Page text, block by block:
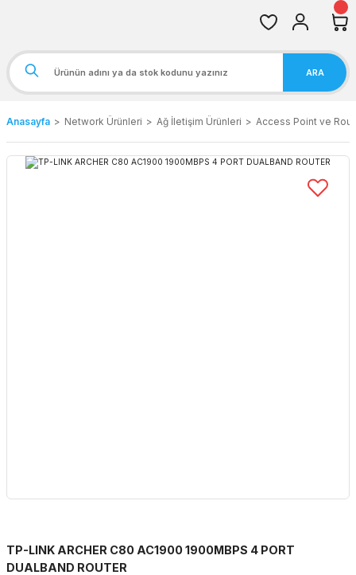
ARA
Anasayfa Network Ürünleri Ağ İletişim Ürünleri Access Point ve
TP-LINK ARCHER C80 AC1900 1900MBPS 4 PORT
DUALBAND ROUTER